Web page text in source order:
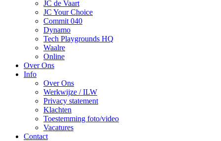
JC de Vaart
JC Your Choice
Commit 040
Dynamo
Tech Playgrounds HQ
Waalre
Online
Over Ons
Info
Over Ons
Werkwijze / ILW
Privacy statement
Klachten
Toestemming foto/video
Vacatures
Contact